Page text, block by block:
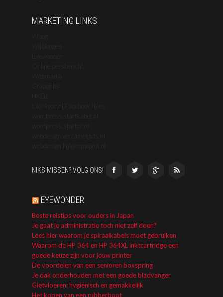
MARKETING LINKS
NIKS MISSEN? VOLG ONS!
EYEWONDER
Beste reistips voor ouders in Japan
Je gaat je administratie toch niet zelf doen?
Lees hier waarom je spiraalkabels moet gebruiken
Waarom de HP 364 en HP 364XL inktcartridge een
goede keuze zijn voor jouw printer
De voordelen van een senioren boxspring
Je dak onderhouden met een goede bladvanger
Gietvloeren: hygiënisch en gemakkelijk
Het kopen van een rubberboot